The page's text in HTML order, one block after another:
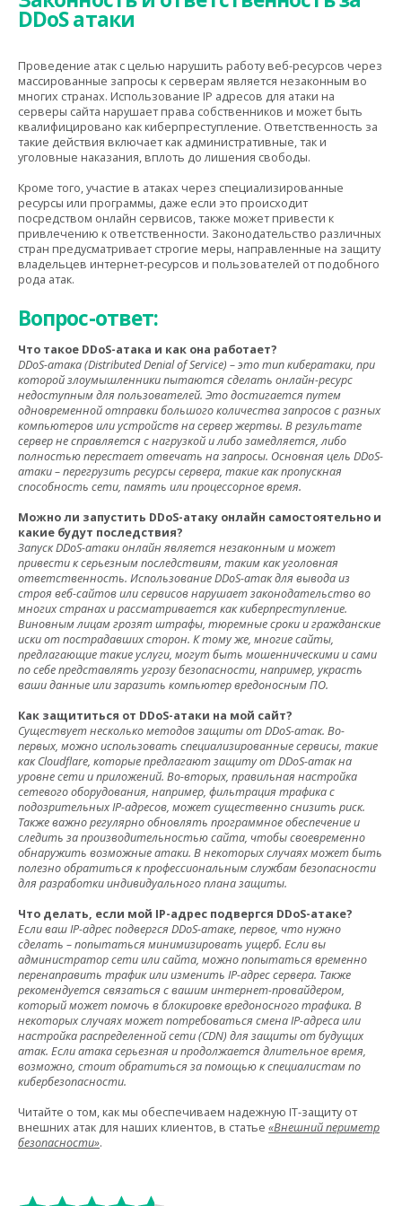
DDoS атаки
Проведение атак с целью нарушить работу веб-ресурсов через
массированные запросы к серверам является незаконным во
многих странах. Использование IP адресов для атаки на
серверы сайта нарушает права собственников и может быть
квалифицировано как киберпреступление. Ответственность за
такие действия включает как административные, так и
уголовные наказания, вплоть до лишения свободы.
Кроме того, участие в атаках через специализированные
ресурсы или программы, даже если это происходит
посредством онлайн сервисов, также может привести к
привлечению к ответственности. Законодательство различных
стран предусматривает строгие меры, направленные на защиту
владельцев интернет-ресурсов и пользователей от подобного
рода атак.
Вопрос-ответ:
Что такое DDoS-атака и как она работает?
DDoS-атака (Distributed Denial of Service) – это тип кибератаки, при
которой злоумышленники пытаются сделать онлайн-ресурс
недоступным для пользователей. Это достигается путем
одновременной отправки большого количества запросов с разных
компьютеров или устройств на сервер жертвы. В результате
сервер не справляется с нагрузкой и либо замедляется, либо
полностью перестает отвечать на запросы. Основная цель DDoS-
атаки – перегрузить ресурсы сервера, такие как пропускная
способность сети, память или процессорное время.
Можно ли запустить DDoS-атаку онлайн самостоятельно и
какие будут последствия?
Запуск DDoS-атаки онлайн является незаконным и может
привести к серьезным последствиям, таким как уголовная
ответственность. Использование DDoS-атак для вывода из
строя веб-сайтов или сервисов нарушает законодательство во
многих странах и рассматривается как киберпреступление.
Виновным лицам грозят штрафы, тюремные сроки и гражданские
иски от пострадавших сторон. К тому же, многие сайты,
предлагающие такие услуги, могут быть мошенническими и сами
по себе представлять угрозу безопасности, например, украсть
ваши данные или заразить компьютер вредоносным ПО.
Как защититься от DDoS-атаки на мой сайт?
Существует несколько методов защиты от DDoS-атак. Во-
первых, можно использовать специализированные сервисы, такие
как Cloudflare, которые предлагают защиту от DDoS-атак на
уровне сети и приложений. Во-вторых, правильная настройка
сетевого оборудования, например, фильтрация трафика с
подозрительных IP-адресов, может существенно снизить риск.
Также важно регулярно обновлять программное обеспечение и
следить за производительностью сайта, чтобы своевременно
обнаружить возможные атаки. В некоторых случаях может быть
полезно обратиться к профессиональным службам безопасности
для разработки индивидуального плана защиты.
Что делать, если мой IP-адрес подвергся DDoS-атаке?
Если ваш IP-адрес подвергся DDoS-атаке, первое, что нужно
сделать – попытаться минимизировать ущерб. Если вы
администратор сети или сайта, можно попытаться временно
перенаправить трафик или изменить IP-адрес сервера. Также
рекомендуется связаться с вашим интернет-провайдером,
который может помочь в блокировке вредоносного трафика. В
некоторых случаях может потребоваться смена IP-адреса или
настройка распределенной сети (CDN) для защиты от будущих
атак. Если атака серьезная и продолжается длительное время,
возможно, стоит обратиться за помощью к специалистам по
кибербезопасности.
Читайте о том, как мы обеспечиваем надежную IT-защиту от
внешних атак для наших клиентов, в статье «Внешний периметр
безопасности».